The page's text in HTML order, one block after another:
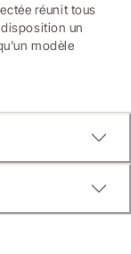
ont-ils une
réunit tous
un
modèle